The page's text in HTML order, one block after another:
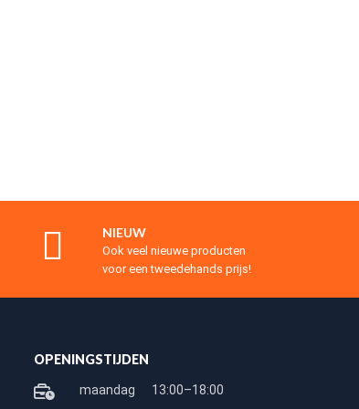
NIEUW
Ook veel nieuwe producten
voor een tweedehands prijs!
OPENINGSTIJDEN
maandag 13:00–18:00